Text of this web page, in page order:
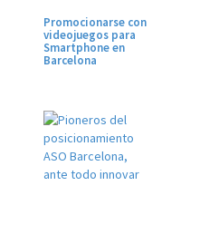
Promocionarse con
videojuegos para
Smartphone en
Barcelona